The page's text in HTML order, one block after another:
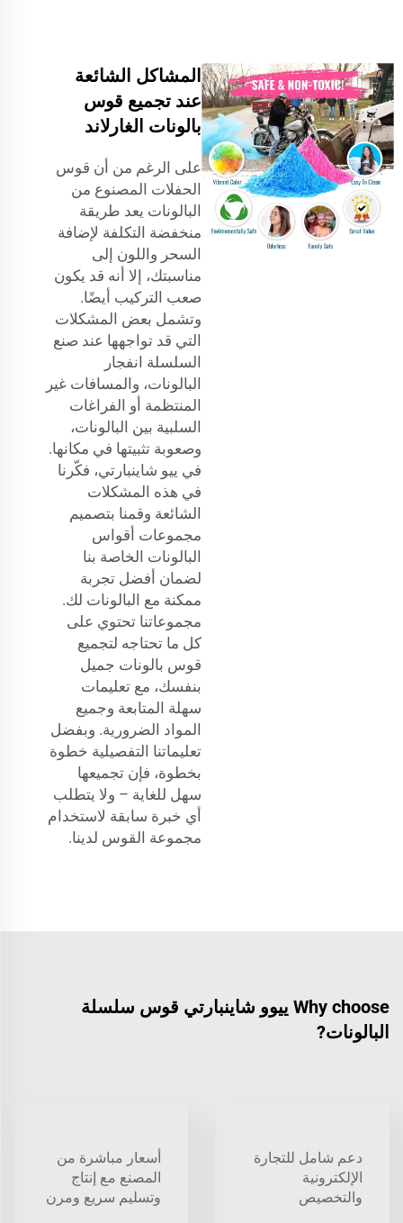
المشاكل الشائعة
عند تجميع قوس
بالونات الغارلاند
على الرغم من أن قوس
الحفلات المصنوع من
البالونات يعد طريقة
منخفضة التكلفة لإضافة
السحر واللون إلى
مناسبتك، إلا أنه قد يكون
صعب التركيب أيضًا.
وتشمل بعض المشكلات
التي قد تواجهها عند صنع
السلسلة انفجار
البالونات، والمسافات غير
المنتظمة أو الفراغات
السلبية بين البالونات،
وصعوبة تثبيتها في مكانها.
في ييو شاينبارتي، فكّرنا
في هذه المشكلات
الشائعة وقمنا بتصميم
مجموعات أقواس
البالونات الخاصة بنا
لضمان أفضل تجربة
ممكنة مع البالونات لك.
مجموعاتنا تحتوي على
كل ما تحتاجه لتجميع
قوس بالونات جميل
بنفسك، مع تعليمات
سهلة المتابعة وجميع
المواد الضرورية. وبفضل
تعليماتنا التفصيلية خطوة
بخطوة، فإن تجميعها
سهل للغاية – ولا يتطلب
أي خبرة سابقة لاستخدام
مجموعة القوس لدينا.
Why choose ييوو شاينبارتي قوس سلسلة
البالونات?
دعم شامل للتجارة
الإلكترونية
والتخصيص
أسعار مباشرة من
المصنع مع إنتاج
وتسليم سريع ومرن